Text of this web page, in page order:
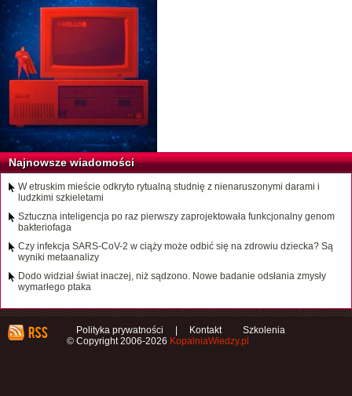
Najnowsze wiadomości
W etruskim mieście odkryto rytualną studnię z nienaruszonymi darami i
ludzkimi szkieletami
Sztuczna inteligencja po raz pierwszy zaprojektowała funkcjonalny genom
bakteriofaga
Czy infekcja SARS-CoV-2 w ciąży może odbić się na zdrowiu dziecka? Są
wyniki metaanalizy
Dodo widział świat inaczej, niż sądzono. Nowe badanie odsłania zmysły
wymarłego ptaka
Polityka prywatności Kontakt
Szkolenia
© Copyright 2006-2026 KopalniaWiedzy.pl